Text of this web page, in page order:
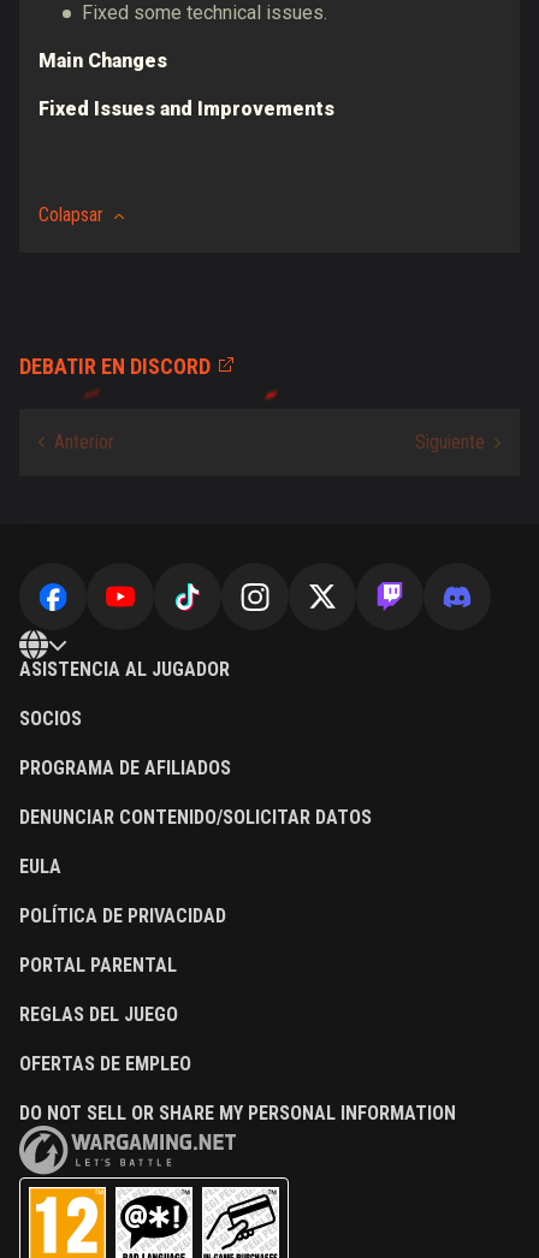
Fixed some technical issues.
Main Changes
Fixed Issues and Improvements
Colapsar
DEBATIR EN DISCORD
ASISTENCIA AL JUGADOR
SOCIOS
PROGRAMA DE AFILIADOS
DENUNCIAR CONTENIDO/SOLICITAR DATOS
EULA
POLÍTICA DE PRIVACIDAD
PORTAL PARENTAL
REGLAS DEL JUEGO
OFERTAS DE EMPLEO
DO NOT SELL OR SHARE MY PERSONAL INFORMATION